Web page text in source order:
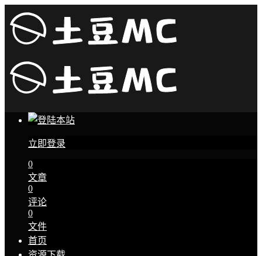
立即登录
0
文章
0
评论
0
文件
首页